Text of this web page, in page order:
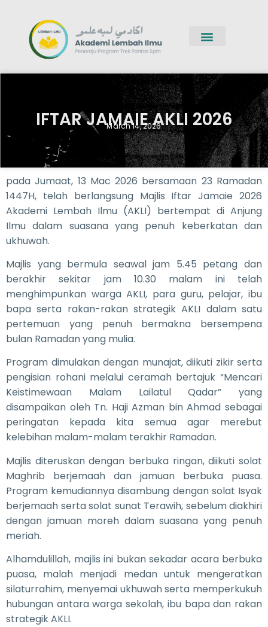
IFTAR JAMAIE AKLI 2026
March 14, 2026
pada Jumaat, 13 Mac 2026 bersamaan 23 Ramadan
1447H, telah berlangsung Majlis Iftar Jamaie 2026
Akademi Lembah Ilmu (AKLI) bertempat di Anjung
Ilmu dalam suasana yang penuh keberkatan dan
ukhuwah.
Majlis yang bermula seawal jam 5.45 petang dan
berakhir sekitar jam 10.30 malam ini telah
menghimpunkan warga AKLI, para guru, pelajar, ibu
bapa serta rakan-rakan strategik AKLI dalam satu
pertemuan yang penuh bermakna bersempena
bulan Ramadan yang mulia.
Program dimulakan dengan munajat, diikuti zikir serta
pengisian rohani melalui ceramah bertajuk “Mencari
Keistimewaan Malam Lailatul Qadar” yang
disampaikan oleh Tn. Haji Azman bin Ahmad sebagai
peringatan kepada kita semua agar merebut
kelebihan malam-malam terakhir Ramadan.
Majlis diteruskan dengan berbuka ringan, diikuti solat
Maghrib berjemaah dan jamuan berbuka puasa.
Program kemudiannya disambung dengan solat Isyak
berjemaah serta solat sunat Terawih, sebelum diakhiri
dengan jamuan moreh dalam suasana yang penuh
meriah.
Alhamdulillah, majlis ini bukan sekadar acara berbuka
puasa, malah menjadi medan untuk mengeratkan
silaturrahim, menyemai ukhuwah serta memperkukuh
hubungan antara warga sekolah, ibu bapa dan rakan
strategik AKLI.